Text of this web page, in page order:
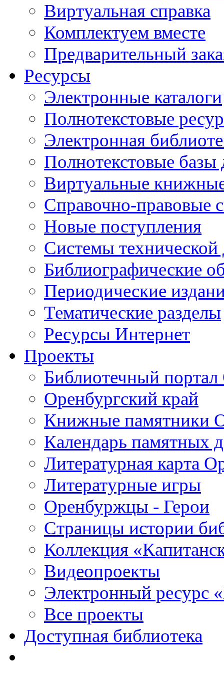
Виртуальная справка
Комплектуем вместе
Предварительный
Ресурсы
Электронные каталоги
Полнотекстовые
Электронная
Полнотекстовые
Виртуальные
Справочно-правовые
Новые поступления
Cистемы
Библиографические
Периодические
Тематические разделы
Ресурсы Интернет
Проекты
Библиотечный портал
Оренбургский край
Книжные памятники
Календарь памятных
Литературная карта
Литературные игры
Оренбуржцы - Герои
Страницы истории
Коллекция
Видеопроекты
Электронный ресурс
Все проекты
Доступная библиотека